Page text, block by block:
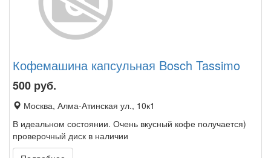
Кофемашина капсульная Bosch Tassimo
500 руб.
Москва, Алма-Атинская ул., 10к1
В идеальном состоянии. Очень вкусный кофе получается)
проверочный диск в наличии